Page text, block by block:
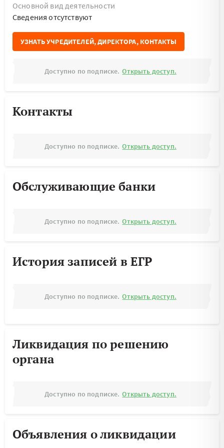
Основной вид деятельности
Cведения отсутствуют
УЗНАТЬ УЧРЕДИТЕЛЕЙ, ДИРЕКТОРА, КОНТАКТЫ
Доступно по подписке. Открыть доступ.
Контакты
Доступно по подписке. Открыть доступ.
Обслуживающие банки
Доступно по подписке. Открыть доступ.
История записей в ЕГР
Доступно по подписке. Открыть доступ.
Ликвидация по решению
органа
Доступно по подписке. Открыть доступ.
Объявления о ликвидации